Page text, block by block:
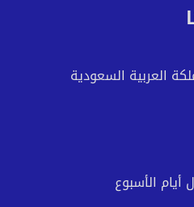
انستجرامالعربية السعودية